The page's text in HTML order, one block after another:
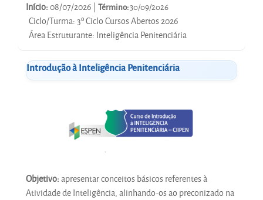
Início:08/07/2026 | Término:30/09/2026
Ciclo/Turma:3º Ciclo Cursos Abertos 2026
Área Estruturante: Inteligência Penitenciária
Introdução à Inteligência Penitenciária
Objetivo:apresentar conceitos básicos referentes à
Atividade de Inteligência, alinhando-os ao preconizado na